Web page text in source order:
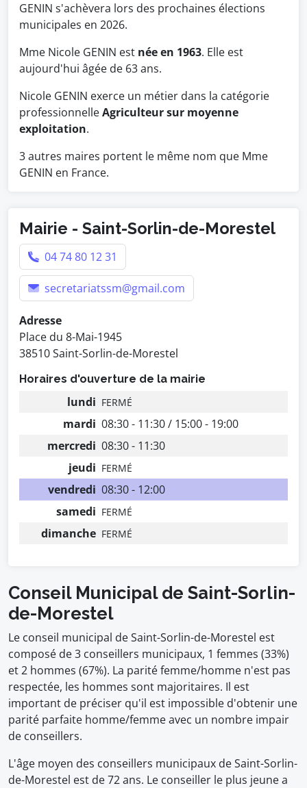
GENIN s'achèvera lors des prochaines élections
municipales en 2026.
Mme Nicole GENIN est née en 1963. Elle est
aujourd'hui âgée de 63 ans.
Nicole GENIN exerce un métier dans la catégorie
professionnelleAgriculteur sur moyenne
exploitation.
3 autres maires portent le même nom que Mme
GENIN en France.
Mairie - Saint-Sorlin-de-Morestel
04 74 80 12 31
secretariatssm@gmail.com
Adresse
Place du 8-Mai-1945
38510 Saint-Sorlin-de-Morestel
Horaires d'ouverture de la mairie
lundi FERMÉ
mardi 08:30 - 11:30 / 15:00 - 19:00
mercredi 08:30 - 11:30
jeudi FERMÉ
vendredi 08:30 - 12:00
samedi FERMÉ
dimanche FERMÉ
Conseil Municipal de Saint-Sorlin-
de-Morestel
Le conseil municipal de Saint-Sorlin-de-Morestel est
composé de 3 conseillers municipaux, 1 femmes (33%)
et 2 hommes (67%). La parité femme/homme n'est pas
respectée, les hommes sont majoritaires. Il est
important de préciser qu'il est impossible d'obtenir une
parité parfaite homme/femme avec un nombre impair
de conseillers.
L'âge moyen des conseillers municipaux de Saint-Sorlin-
de-Morestel est de 72 ans. Le conseiller le plus jeune a